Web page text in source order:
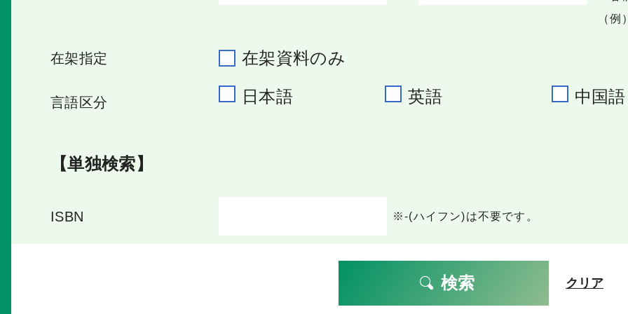
（
在架指定 在架資料のみ
言語区分 日本語 英語 中国語
【単独検索】
ISBN ※-(ハイフン)は不要です。
検索 クリア